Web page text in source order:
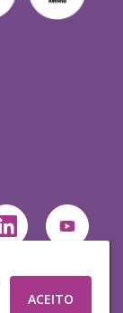
ACEITO